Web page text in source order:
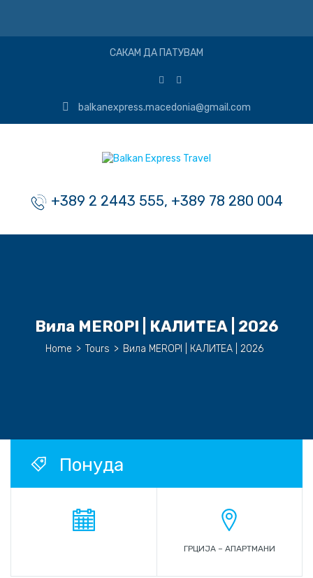
САКАМ ДА ПАТУВАМ
balkanexpress.macedonia@gmail.com
+389 2 2443 555, +389 78 280 004
Вила MEROPI | КАЛИТЕА | 2026
Home > Tours > Вила MEROPI | КАЛИТЕА | 2026
Понуда
ГРЦИЈА – АПАРТМАНИ